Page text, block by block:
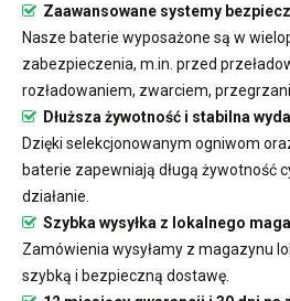
Zaawansowane systemy
Nasze baterie wyposażone są w
zabezpieczenia, m.in. przed
rozładowaniem, zwarciem,
Dłuższa żywotność i stabilna
Dzięki selekcjonowanym ogniwom
baterie zapewniają długą żywotność
działanie.
Szybka wysyłka z lokalnego
Zamówienia wysyłamy z magazynu
szybką i bezpieczną dostawę.